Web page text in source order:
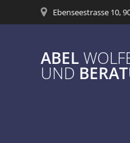
Inhalt
Ebenseestrasse 10,
ABEL
UND